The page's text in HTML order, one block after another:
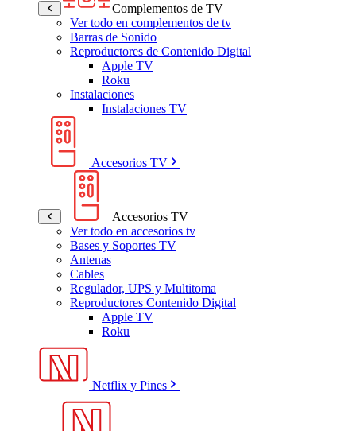
Complementos de TV
Ver todo en complementos de tv
Barras de Sonido
Reproductores de Contenido Digital
Apple TV
Roku
Instalaciones
Instalaciones TV
Accesorios TV
Accesorios TV
Ver todo en accesorios tv
Bases y Soportes TV
Antenas
Cables
Regulador, UPS y Multitoma
Reproductores Contenido Digital
Apple TV
Roku
Netflix y Pines